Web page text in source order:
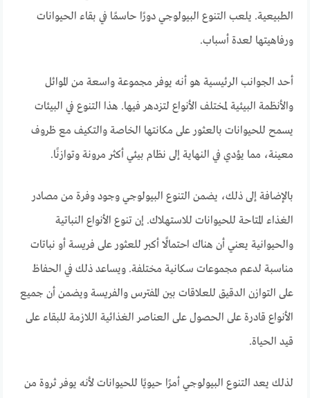
الطبيعية. يلعب التنوع البيولوجي دورًا حاسمًا في بقاء الحيوانات
ورفاهيتها لعدة أسباب.
أحد الجوانب الرئيسية هو أنه يوفر مجموعة واسعة من الموائل
والأنظمة البيئية لمختلف الأنواع لتزدهر فيها. هذا التنوع في البيئات
يسمح للحيوانات بالعثور على مكانتها الخاصة والتكيف مع ظروف
معينة، مما يؤدي في النهاية إلى نظام بيئي أكثر مرونة وتوازنًا.
بالإضافة إلى ذلك، يضمن التنوع البيولوجي وجود وفرة من مصادر
الغذاء المتاحة للحيوانات للاستهلاك. إن تنوع الأنواع النباتية
والحيوانية يعني أن هناك احتمالًا أكبر للعثور على فريسة أو نباتات
مناسبة لدعم مجموعات سكانية مختلفة. ويساعد ذلك في الحفاظ
على التوازن الدقيق للعلاقات بين المفترس والفريسة ويضمن أن جميع
الأنواع قادرة على الحصول على العناصر الغذائية اللازمة للبقاء على
قيد الحياة.
لذلك يعد التنوع البيولوجي أمرًا حيويًا للحيوانات لأنه يوفر ثروة من